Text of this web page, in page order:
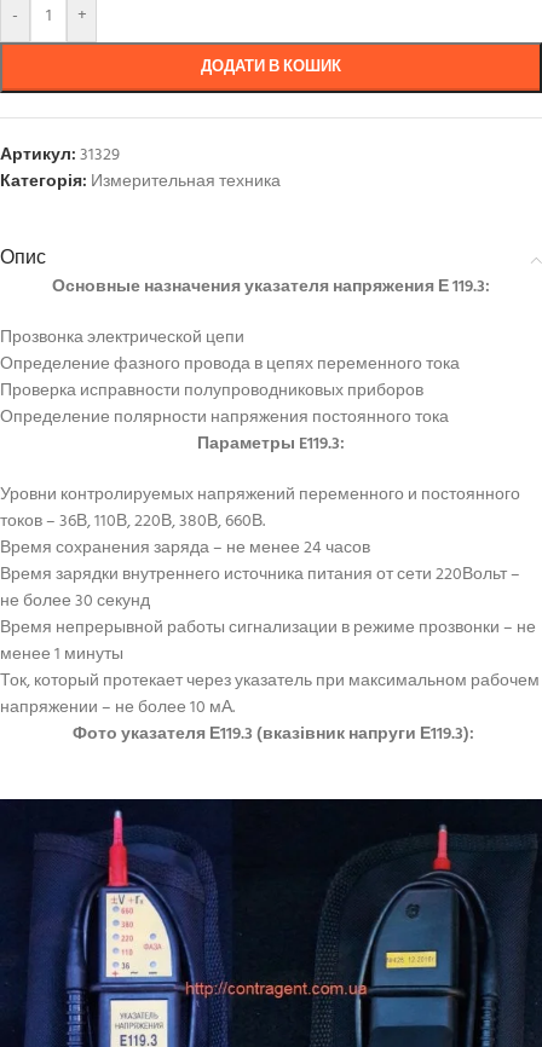
- +
ДОДАТИ В КОШИК
Артикул:31329
Категорія: Измерительная техника
Опис
Основные назначения указателя напряжения Е 119.3:
Прозвонка электрической цепи
Определение фазного провода в цепях переменного тока
Проверка исправности полупроводниковых приборов
Определение полярности напряжения постоянного тока
Параметры E119.3:
Уровни контролируемых напряжений переменного и постоянного
токов – 36В, 110В, 220В, 380В, 660В.
Время сохранения заряда – не менее 24 часов
Время зарядки внутреннего источника питания от сети 220Вольт –
не более 30 секунд
Время непрерывной работы сигнализации в режиме прозвонки – не
менее 1 минуты
Ток, который протекает через указатель при максимальном рабочем
напряжении – не более 10 мА.
Фото указателя Е119.3 (вказівник напруги Е119.3):